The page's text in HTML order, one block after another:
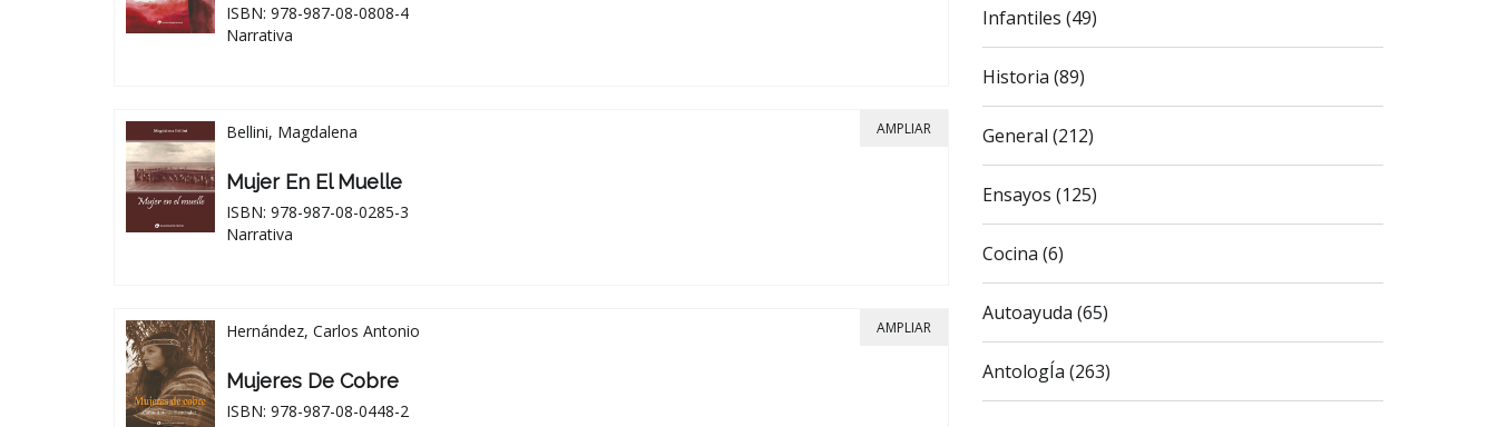
ISBN: 978-987-08-0808-4
Narrativa
Bellini, Magdalena
Mujer En El Muelle
ISBN: 978-987-08-0285-3
Narrativa
AMPLIAR
Hernández, Carlos Antonio
Mujeres De Cobre
ISBN: 978-987-08-0448-2
AMPLIAR
Infantiles (49)
Historia (89)
General (212)
Ensayos (125)
Cocina (6)
Autoayuda (65)
AntologÍa (263)